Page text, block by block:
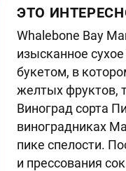
ЭТО
Whalebone Bay
изысканное
букетом, в
желтых фруктов,
Виноград сорта
виноградниках
пике спелости.
и прессования